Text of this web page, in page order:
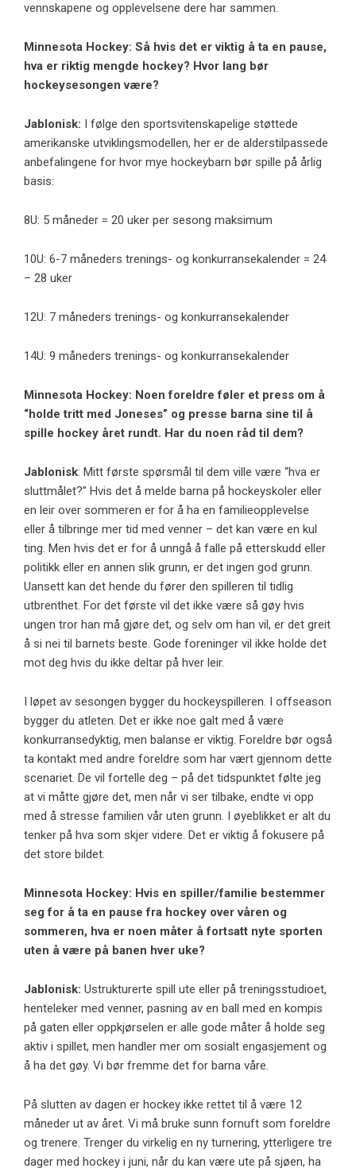
vennskapene og opplevelsene dere har sammen.
Minnesota Hockey: Så hvis det er viktig å ta en pause,
hva er riktig mengde hockey? Hvor lang bør
hockeysesongen være?
Jablonisk: I følge den sportsvitenskapelige støttede
amerikanske utviklingsmodellen, her er de alderstilpassede
anbefalingene for hvor mye hockeybarn bør spille på årlig
basis:
8U: 5 måneder = 20 uker per sesong maksimum
10U: 6-7 måneders trenings- og konkurransekalender = 24
– 28 uker
12U: 7 måneders trenings- og konkurransekalender
14U: 9 måneders trenings- og konkurransekalender
Minnesota Hockey: Noen foreldre føler et press om å
“holde tritt med Joneses” og presse barna sine til å
spille hockey året rundt. Har du noen råd til dem?
Jablonisk: Mitt første spørsmål til dem ville være “hva er
sluttmålet?” Hvis det å melde barna på hockeyskoler eller
en leir over sommeren er for å ha en familieopplevelse
eller å tilbringe mer tid med venner – det kan være en kul
ting. Men hvis det er for å unngå å falle på etterskudd eller
politikk eller en annen slik grunn, er det ingen god grunn.
Uansett kan det hende du fører den spilleren til tidlig
utbrenthet. For det første vil det ikke være så gøy hvis
ungen tror han må gjøre det, og selv om han vil, er det greit
å si nei til barnets beste. Gode ​​foreninger vil ikke holde det
mot deg hvis du ikke deltar på hver leir.
I løpet av sesongen bygger du hockeyspilleren. I offseason
bygger du atleten. Det er ikke noe galt med å være
konkurransedyktig, men balanse er viktig. Foreldre bør også
ta kontakt med andre foreldre som har vært gjennom dette
scenariet. De vil fortelle deg – på det tidspunktet følte jeg
at vi måtte gjøre det, men når vi ser tilbake, endte vi opp
med å stresse familien vår uten grunn. I øyeblikket er alt du
tenker på hva som skjer videre. Det er viktig å fokusere på
det store bildet.
Minnesota Hockey: Hvis en spiller/familie bestemmer
seg for å ta en pause fra hockey over våren og
sommeren, hva er noen måter å fortsatt nyte sporten
uten å være på banen hver uke?
Jablonisk: Ustrukturerte spill ute eller på treningsstudioet,
henteleker med venner, pasning av en ball med en kompis
på gaten eller oppkjørselen er alle gode måter å holde seg
aktiv i spillet, men handler mer om sosialt engasjement og
å ha det gøy. Vi bør fremme det for barna våre.
På slutten av dagen er hockey ikke rettet til å være 12
måneder ut av året. Vi må bruke sunn fornuft som foreldre
og trenere. Trenger du virkelig en ny turnering, ytterligere tre
dager med hockey i juni, når du kan være ute på sjøen, ha